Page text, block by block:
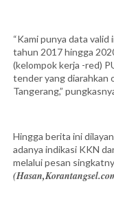
“Kami punya data
tahun 2017 hingga
(kelompok kerja -red)
tender yang diarahkan
Tangerang,”
Hingga berita ini
adanya indikasi KKN
melalui pesan